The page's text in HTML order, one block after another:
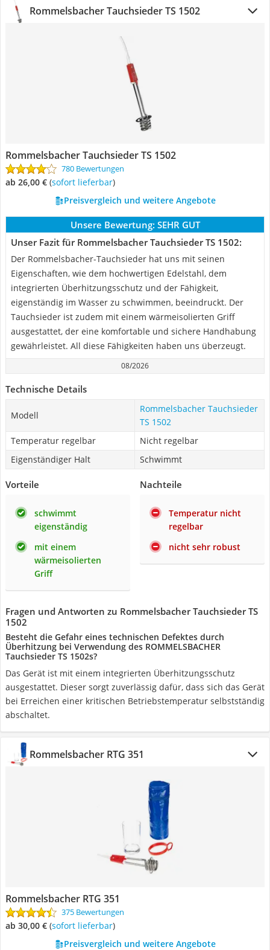
Rommelsbacher Tauchsieder TS 1502
Rommelsbacher Tauchsieder TS 1502
780 Bewertungen
ab 26,00 € ( Sofort lieferbar)
Preisvergleich und weitere Angebote
Unsere Bewertung: SEHR GUT
Unser Fazit für Rommelsbacher Tauchsieder TS 1502:
Der Rommelsbacher-Tauchsieder hat uns mit seinen
Eigenschaften, wie dem hochwertigen Edelstahl, dem
integrierten Überhitzungsschutz und der Fähigkeit,
eigenständig im Wasser zu schwimmen, beeindruckt. Der
Tauchsieder ist zudem mit einem wärmeisolierten Griff
ausgestattet, der eine komfortable und sichere Handhabung
gewährleistet. All diese Fähigkeiten haben uns überzeugt.
08/2026
Technische Details
Modell
Rommelsbacher Tauchsieder
TS 1502
Temperatur regelbar
Nicht regelbar
Eigenständiger Halt
Schwimmt
Vorteile
schwimmt
eigenständig
mit einem
wärmeisolierten
Griff
Nachteile
Temperatur nicht
regelbar
nicht sehr robust
Fragen und Antworten zu Rommelsbacher Tauchsieder TS
1502
Besteht die Gefahr eines technischen Defektes durch
Überhitzung bei Verwendung des ROMMELSBACHER
Tauchsieder TS 1502s?
Das Gerät ist mit einem integrierten Überhitzungsschutz
ausgestattet. Dieser sorgt zuverlässig dafür, dass sich das Gerät
bei Erreichen einer kritischen Betriebstemperatur selbstständig
abschaltet.
Rommelsbacher RTG 351
Rommelsbacher RTG 351
375 Bewertungen
ab 30,00 € ( Sofort lieferbar)
Preisvergleich und weitere Angebote